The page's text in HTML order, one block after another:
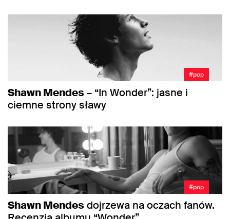
#pop
Shawn Mendes – “In Wonder”: jasne i
ciemne strony sławy
#pop
Shawn Mendes dojrzewa na oczach fanów.